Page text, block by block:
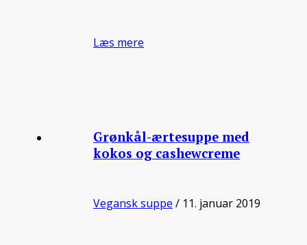
Læs mere
Grønkål-ærtesuppe med
kokos og cashewcreme
Vegansk suppe / 11. januar 2019